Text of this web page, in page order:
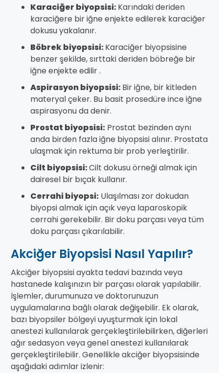
Karaciğer biyopsisi:Karındaki deriden
karaciğere bir iğne enjekte edilerek karaciğer
dokusu yakalanır.
Böbrek biyopsisi:Karaciğer biyopsisine
benzer şekilde, sırttaki deriden böbreğe bir
iğne enjekte edilir .
Aspirasyon biyopsisi:Bir iğne, bir kitleden
materyal çeker. Bu basit prosedüre ince iğne
aspirasyonu da denir.
Prostat biyopsisi: Prostat bezinden aynı
anda birden fazla iğne biyopsisi alınır. Prostata
ulaşmak için rektuma bir prob yerleştirilir.
Cilt biyopsisi:Cilt dokusu örneği almak için
dairesel bir bıçak kullanır.
Cerrahi biyopsi: Ulaşılması zor dokudan
biyopsi almak için açık veya laparoskopik
cerrahi gerekebilir. Bir doku parçası veya tüm
doku parçası çıkarılabilir.
Akciğer Biyopsisi Nasıl Yapılır?
Akciğer biyopsisi ayakta tedavi bazında veya
hastanede kalışınızın bir parçası olarak yapılabilir.
İşlemler, durumunuza ve doktorunuzun
uygulamalarına bağlı olarak değişebilir. Ek olarak,
bazı biyopsiler bölgeyi uyuşturmak için lokal
anestezi kullanılarak gerçekleştirilebilirken, diğerleri
ağır sedasyon veya genel anestezi kullanılarak
gerçekleştirilebilir. Genellikle akciğer biyopsisinde
aşağıdaki adımlar izlenir: